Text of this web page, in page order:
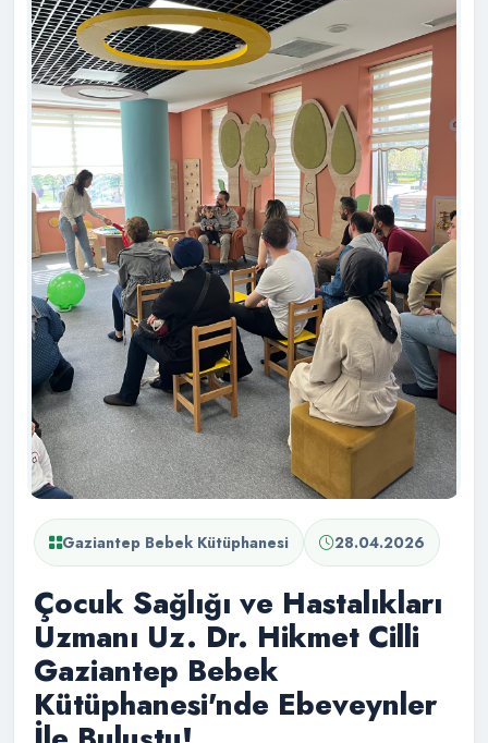
Gaziantep Bebek Kütüphanesi 28.04.2026
Çocuk Sağlığı ve Hastalıkları
Uzmanı Uz. Dr. Hikmet Cilli
Gaziantep Bebek
Kütüphanesi'nde Ebeveynler